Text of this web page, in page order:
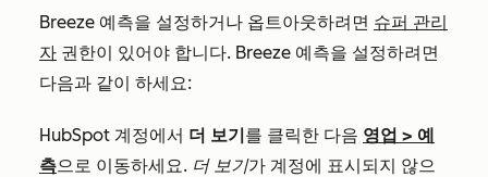
Breeze 예측을 설정하거나 옵트아웃하려면 슈퍼 관리
자 권한이 있어야 합니다. Breeze 예측을 설정하려면
다음과 같이 하세요:
HubSpot 계정에서 더 보기를 클릭한 다음 영업 > 예
측으로 이동하세요. 더 보기가 계정에 표시되지 않으